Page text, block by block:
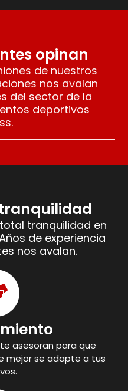
opinan
de nuestros
nos avalan
del sector de la
deportivos
tranquilidad en
de experiencia
nos avalan.
asesoran para que
mejor se adapte a tus